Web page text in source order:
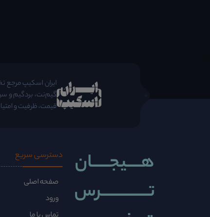
ایران اسکیپ مرجع
گیم‌نت، بردگیم و
قیمت، ظرفیت و
هــــیجـــــان
تــــــــــــــرس
دسترسی سریع
صفحه اصلی
ورود